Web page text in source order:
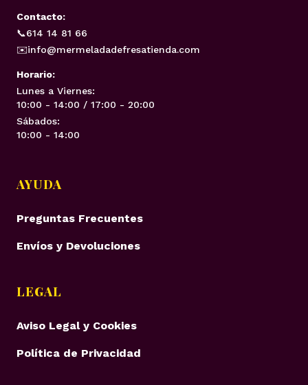
Contacto:
📞614 14 81 66
✉️info@mermeladadefresatienda.com
Horario:
Lunes a Viernes:
10:00 - 14:00 / 17:00 - 20:00
Sábados:
10:00 - 14:00
AYUDA
Preguntas Frecuentes
Envíos y Devoluciones
LEGAL
Aviso Legal y Cookies
Política de Privacidad